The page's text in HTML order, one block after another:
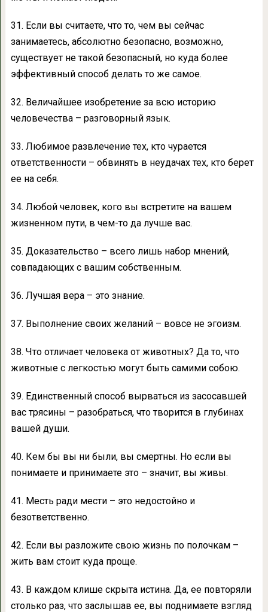
31. Если вы считаете, что то, чем вы сейчас
занимаетесь, абсолютно безопасно, возможно,
существует не такой безопасный, но куда более
эффективный способ делать то же самое.
32. Величайшее изобретение за всю историю
человечества – разговорный язык.
33. Любимое развлечение тех, кто чурается
ответственности – обвинять в неудачах тех, кто берет
ее на себя.
34. Любой человек, кого вы встретите на вашем
жизненном пути, в чем-то да лучше вас.
35. Доказательство – всего лишь набор мнений,
совпадающих с вашим собственным.
36. Лучшая вера – это знание.
37. Выполнение своих желаний – вовсе не эгоизм.
38. Что отличает человека от животных? Да то, что
животные с легкостью могут быть самими собою.
39. Единственный способ вырваться из засосавшей
вас трясины – разобраться, что творится в глубинах
вашей души.
40. Кем бы вы ни были, вы смертны. Но если вы
понимаете и принимаете это – значит, вы живы.
41. Месть ради мести – это недостойно и
безответственно.
42. Если вы разложите свою жизнь по полочкам –
жить вам стоит куда проще.
43. В каждом клише скрыта истина. Да, ее повторяли
столько раз, что заслышав ее, вы поднимаете взгляд